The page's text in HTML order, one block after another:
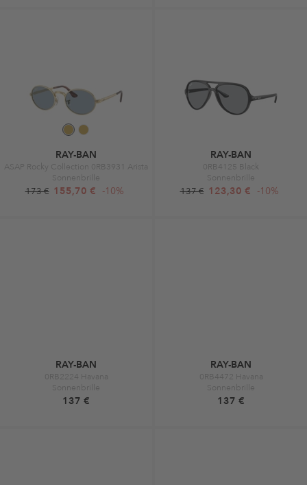
RAY-BAN
ASAP Rocky Collection 0RB3931 Arista
Sonnenbrille
173 € 155,70 € -10%
RAY-BAN
0RB4125 Black
Sonnenbrille
137 € 123,30 € -10%
RAY-BAN
0RB2224 Havana
Sonnenbrille
137 €
RAY-BAN
0RB4472 Havana
Sonnenbrille
137 €